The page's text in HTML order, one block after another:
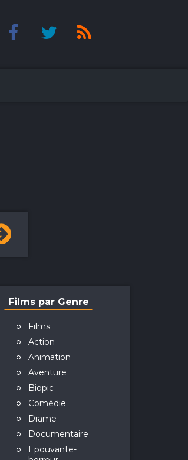
Films par Genre
Films
Action
Animation
Aventure
Biopic
Comédie
Drame
Documentaire
Epouvante-